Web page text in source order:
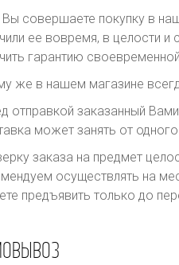
Вы совершаете покупку в
ее вовремя, в целости
гарантию
же в нашем магазине
отправкой заказанный
может занять от
заказа на предмет
осуществлять на
предъявить только до